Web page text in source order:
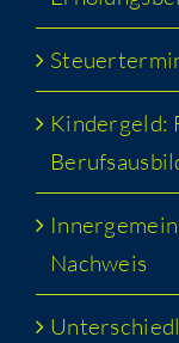
Kin­der­geld:
Nachweis